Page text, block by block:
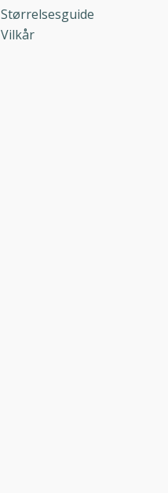
Størrelsesguide
Vilkår